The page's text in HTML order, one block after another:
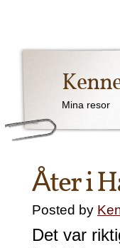
Mina resor
Åter i
Posted by
Det var